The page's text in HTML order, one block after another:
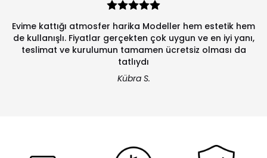
Evime kattığı atmosfer harika Modeller hem estetik hem
de kullanışlı. Fiyatlar gerçekten çok uygun ve en iyi yanı,
teslimat ve kurulumun tamamen ücretsiz olması da
tatlıydı
Kübra S.